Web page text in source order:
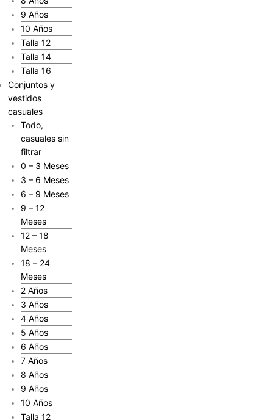
9 Años
10 Años
Talla 12
Talla 14
Talla 16
Conjuntos y
vestidos
casuales
Todo,
casuales sin
filtrar
0 – 3 Meses
3 – 6 Meses
6 – 9 Meses
9 – 12
Meses
12 – 18
Meses
18 – 24
Meses
2 Años
3 Años
4 Años
5 Años
6 Años
7 Años
8 Años
9 Años
10 Años
Talla 12